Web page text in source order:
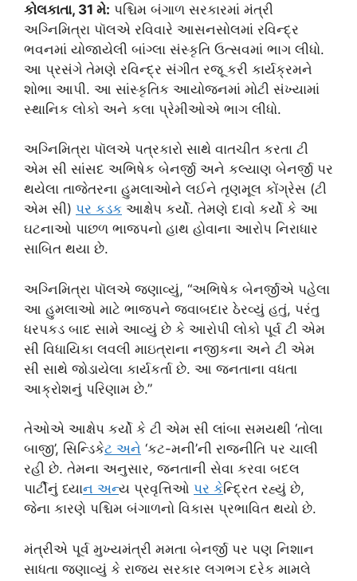
કોલકાતા, 31 મે: પશ્ચિમ બંગાળ સરકારમાં મંત્રી
અગ્નિમિત્રા પૉલએ રવિવારે આસનસોલમાં રવિન્દ્ર
ભવનમાં યોજાયેલી બાંગ્લા સંસ્કૃતિ ઉત્સવમાં ભાગ લીધો.
આ પ્રસંગે તેમણે રવિન્દ્ર સંગીત રજૂ કરી કાર્યક્રમને
શોભા આપી. આ સાંસ્કૃતિક આયોજનમાં મોટી સંખ્યામાં
સ્થાનિક લોકો અને કલા પ્રેમીઓએ ભાગ લીધો.
અગ્નિમિત્રા પૉલએ પત્રકારો સાથે વાતચીત કરતા ટી
એમ સી સાંસદ અભિષેક બેનર્જી અને કલ્યાણ બેનર્જી પર
થયેલા તાજેતરના હુમલાઓને લઈને તૃણમૂલ કોંગ્રેસ (ટી
એમ સી) પર કડક આક્ષેપ કર્યો. તેમણે દાવો કર્યો કે આ
ઘટનાઓ પાછળ ભાજપનો હાથ હોવાના આરોપ નિરાધાર
સાબિત થયા છે.
અગ્નિમિત્રા પૉલએ જણાવ્યું, “અભિષેક બેનર્જીએ પહેલા
આ હુમલાઓ માટે ભાજપને જવાબદાર ઠેરવ્યું હતું, પરંતુ
ધરપકડ બાદ સામે આવ્યું છે કે આરોપી લોકો પૂર્વ ટી એમ
સી વિધાયિકા લવલી માઇત્રાના નજીકના અને ટી એમ
સી સાથે જોડાયેલા કાર્યકર્તા છે. આ જનતાના વધતા
આક્રોશનું પરિણામ છે.”
તેઓએ આક્ષેપ કર્યો કે ટી એમ સી લાંબા સમયથી ‘તોલા
બાજી’, સિન્ડિકેટ અન ે ‘કટ-મની’ની રાજનીતિ પર ચાલી
રહી છે. તેમના અનુસાર, જનતાની સેવા કરવા બદલ
પાર્ટીનું ધ્યાન અન્ય પ્રવૃત્તિઓ પર કેન્દ્રિત રહ્યું છે,
જેના કારણે પશ્ચિમ બંગાળનો વિકાસ પ્રભાવિત થયો છે.
મંત્રીએ પૂર્વ મુખ્યમંત્રી મમતા બેનર્જી પર પણ નિશાન
સાધતા જણાવ્યું કે રાજ્ય સરકાર લગભગ દરેક મામલે